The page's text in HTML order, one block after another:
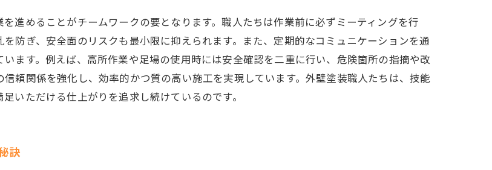
進めることがチームワークの要となります。職人たちは作業前に必ずミーティングを行
防ぎ、安全面のリスクも最小限に抑えられます。また、定期的なコミュニケーションを通
ます。例えば、高所作業や足場の使用時には安全確認を二重に行い、危険箇所の指摘や改
頼関係を強化し、効率的かつ質の高い施工を実現しています。外壁塗装職人たちは、技能
いただける仕上がりを追求し続けているのです。
訣